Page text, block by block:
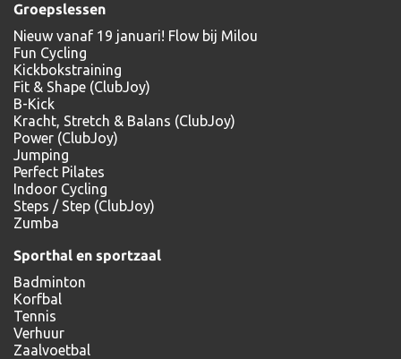
Groepslessen
Nieuw vanaf 19 januari! Flow bij Milou
Fun Cycling
Kickbokstraining
Fit & Shape (ClubJoy)
B-Kick
Kracht, Stretch & Balans (ClubJoy)
Power (ClubJoy)
Jumping
Perfect Pilates
Indoor Cycling
Steps / Step (ClubJoy)
Zumba
Sporthal en sportzaal
Badminton
Korfbal
Tennis
Verhuur
Zaalvoetbal